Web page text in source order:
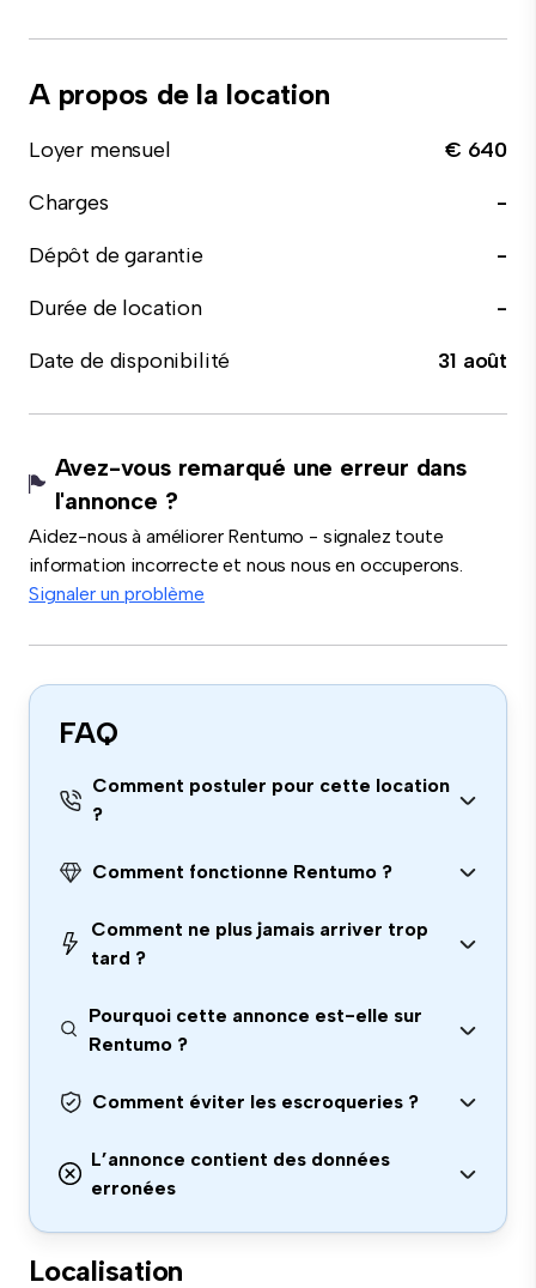
A propos de la location
Loyer mensuel
€ 640
Charges
-
Dépôt de garantie
-
Durée de location
-
Date de disponibilité
31 août
Avez-vous remarqué une erreur dans
l'annonce ?
Aidez-nous à améliorer Rentumo - signalez toute
information incorrecte et nous nous en occuperons.
Signaler un problème
FAQ
Comment postuler pour cette location
?
Comment fonctionne Rentumo ?
Comment ne plus jamais arriver trop
tard ?
Pourquoi cette annonce est-elle sur
Rentumo ?
Comment éviter les escroqueries ?
L’annonce contient des données
erronées
Localisation